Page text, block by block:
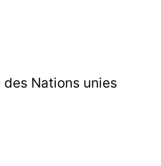
Nations unies